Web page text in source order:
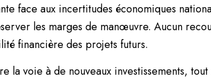
face aux incertitudes économiques
les marges de manœuvre. Aucun
financière des projets futurs.
la voie à de nouveaux investissements,